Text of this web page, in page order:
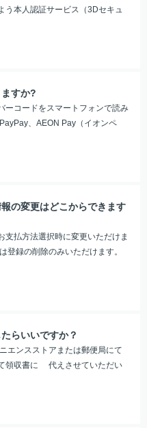
う本人認証サービス（3Dセキュ
すか?
ーコードをスマートフォンで読み
、AEON Pay（イオンペ
の変更はどこからできます
支払方法選択時に変更いただけま
録の削除のみいただけます。
らいいですか？
エンスストアまたは郵便局にて
領収書に 代えさせていただい